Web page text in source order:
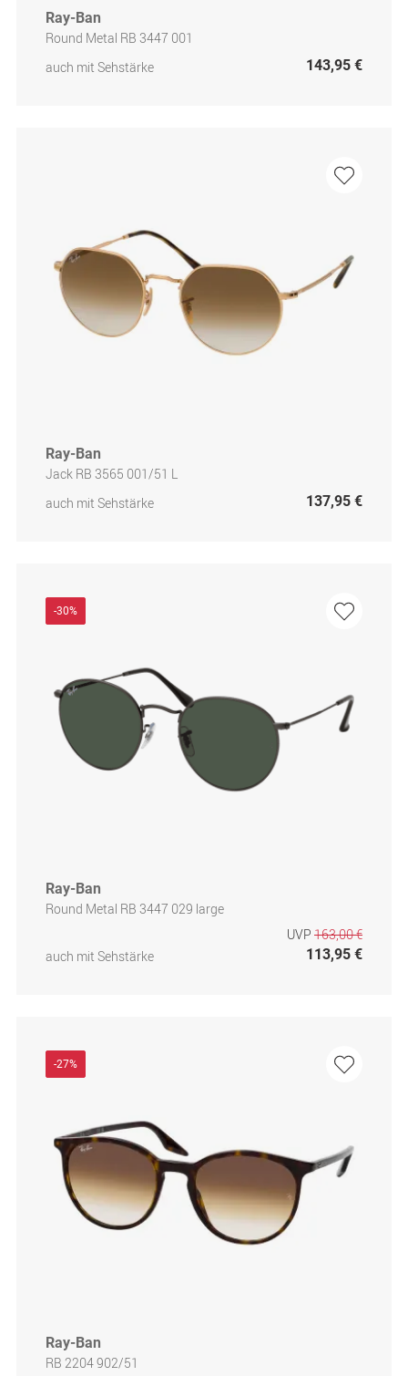
Ray-Ban
Round Metal RB 3447 001
auch mit Sehstärke
143,95 €
Ray-Ban
Jack RB 3565 001/51 L
auch mit Sehstärke
137,95 €
-30%
Ray-Ban
Round Metal RB 3447 029 large
auch mit Sehstärke
UVP 163,00 €
113,95 €
-27%
Ray-Ban
RB 2204 902/51